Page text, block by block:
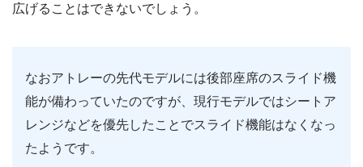
広げることはできないでしょう。
なおアトレーの先代モデルには後部座席のスライド機
能が備わっていたのですが、現行モデルではシートア
レンジなどを優先したことでスライド機能はなくなっ
たようです。